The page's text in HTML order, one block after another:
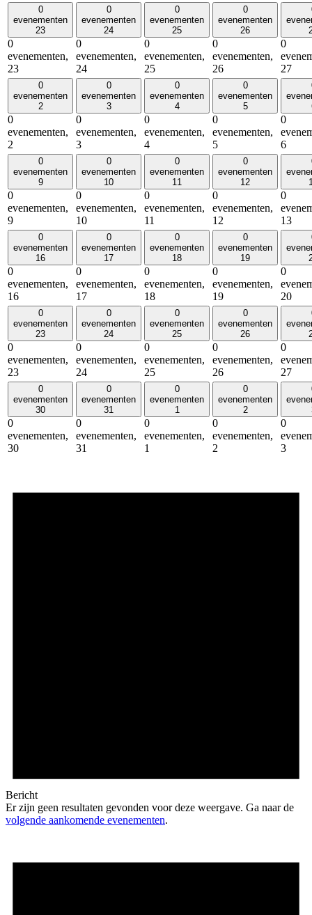
0
evenementen
23
0
evenementen,
23
0
evenementen
24
0
evenementen,
24
0
evenementen
25
0
evenementen,
25
0
evenementen
26
0
evenementen,
26
0
27
0
evenementen
2
0
evenementen,
2
0
evenementen
3
0
evenementen,
3
0
evenementen
4
0
evenementen,
4
0
evenementen
5
0
evenementen,
5
0
6
0
evenementen
9
0
evenementen,
9
0
evenementen
10
0
evenementen,
10
0
evenementen
11
0
evenementen,
11
0
evenementen
12
0
evenementen,
12
0
13
0
evenementen
16
0
evenementen,
16
0
evenementen
17
0
evenementen,
17
0
evenementen
18
0
evenementen,
18
0
evenementen
19
0
evenementen,
19
0
20
0
evenementen
23
0
evenementen,
23
0
evenementen
24
0
evenementen,
24
0
evenementen
25
0
evenementen,
25
0
evenementen
26
0
evenementen,
26
0
27
0
evenementen
30
0
evenementen,
30
0
evenementen
31
0
evenementen,
31
0
evenementen
1
0
evenementen,
1
0
evenementen
2
0
evenementen,
2
0
3
Bericht
Er zijn geen resultaten gevonden voor deze weergave. Ga naar de
volgende aankomende evenementen.